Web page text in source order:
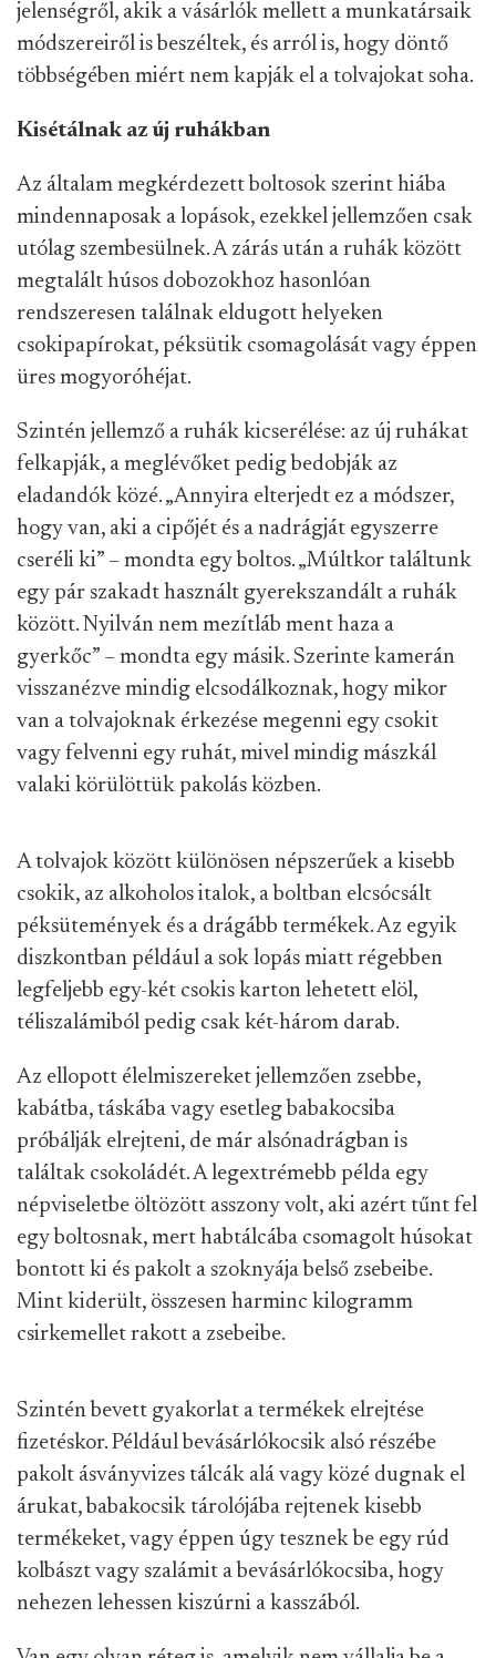
jelenségről, akik a vásárlók mellett a munkatársaik
módszereiről is beszéltek, és arról is, hogy döntő
többségében miért nem kapják el a tolvajokat soha.
Kisétálnak az új ruhákban
Az általam megkérdezett boltosok szerint hiába
mindennaposak a lopások, ezekkel jellemzően csak
utólag szembesülnek. A zárás után a ruhák között
megtalált húsos dobozokhoz hasonlóan
rendszeresen találnak eldugott helyeken
csokipapírokat, péksütik csomagolását vagy éppen
üres mogyoróhéjat.
Szintén jellemző a ruhák kicserélése: az új ruhákat
felkapják, a meglévőket pedig bedobják az
eladandók közé. „Annyira elterjedt ez a módszer,
hogy van, aki a cipőjét és a nadrágját egyszerre
cseréli ki” – mondta egy boltos. „Múltkor találtunk
egy pár szakadt használt gyerekszandált a ruhák
között. Nyilván nem mezítláb ment haza a
gyerkőc” – mondta egy másik. Szerinte kamerán
visszanézve mindig elcsodálkoznak, hogy mikor
van a tolvajoknak érkezése megenni egy csokit
vagy felvenni egy ruhát, mivel mindig mászkál
valaki körülöttük pakolás közben.
A tolvajok között különösen népszerűek a kisebb
csokik, az alkoholos italok, a boltban elcsócsált
péksütemények és a drágább termékek. Az egyik
diszkontban például a sok lopás miatt régebben
legfeljebb egy-két csokis karton lehetett elöl,
téliszalámiból pedig csak két-három darab.
Az ellopott élelmiszereket jellemzően zsebbe,
kabátba, táskába vagy esetleg babakocsiba
próbálják elrejteni, de már alsónadrágban is
találtak csokoládét. A legextrémebb példa egy
népviseletbe öltözött asszony volt, aki azért tűnt fel
egy boltosnak, mert habtálcába csomagolt húsokat
bontott ki és pakolt a szoknyája belső zsebeibe.
Mint kiderült, összesen harminc kilogramm
csirkemellet rakott a zsebeibe.
Szintén bevett gyakorlat a termékek elrejtése
fizetéskor. Például bevásárlókocsik alsó részébe
pakolt ásványvizes tálcák alá vagy közé dugnak el
árukat, babakocsik tárolójába rejtenek kisebb
termékeket, vagy éppen úgy tesznek be egy rúd
kolbászt vagy szalámit a bevásárlókocsiba, hogy
nehezen lehessen kiszúrni a kasszából.